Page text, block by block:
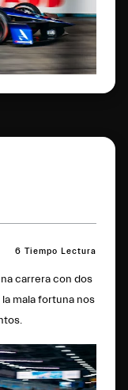
6 Tiempo Lectura
carrera con dos
mala fortuna nos